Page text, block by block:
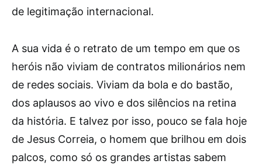
de legitimação internacional.
A sua vida é o retrato de um tempo em que os
heróis não viviam de contratos milionários nem
de redes sociais. Viviam da bola e do bastão,
dos aplausos ao vivo e dos silêncios na retina
da história. E talvez por isso, pouco se fala hoje
de Jesus Correia, o homem que brilhou em dois
palcos, como só os grandes artistas sabem